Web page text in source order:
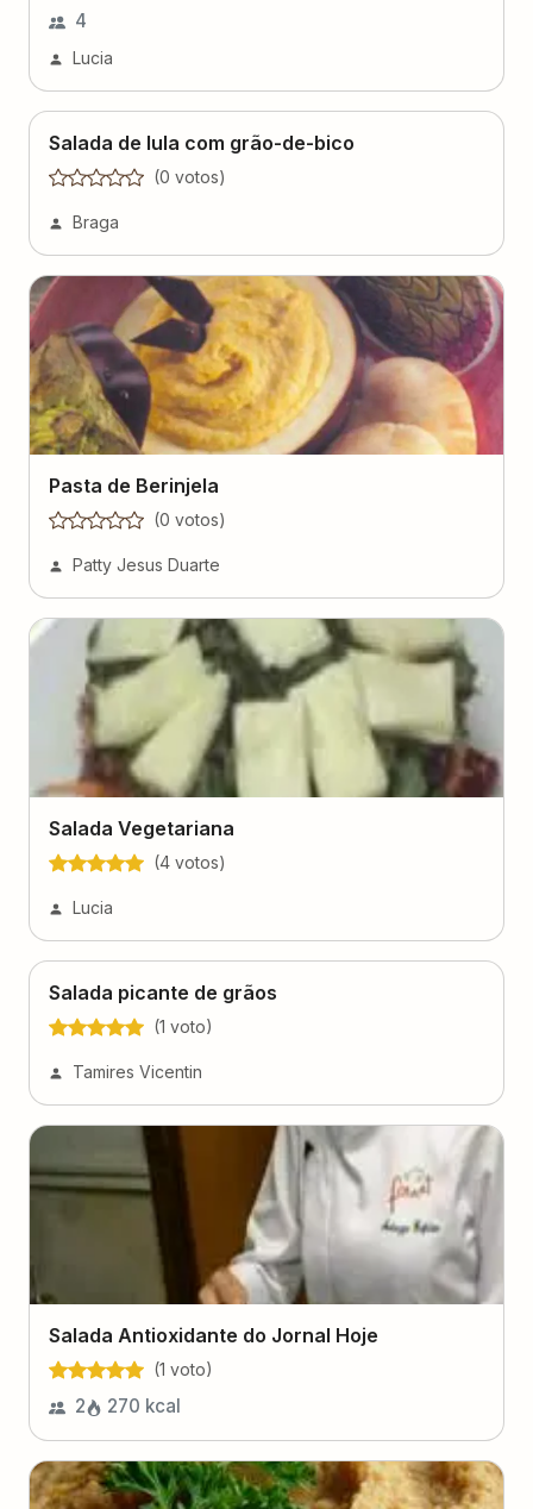
4
Lucia
Salada de lula com grão-de-bico
(0 votos)
Braga
Pasta de Berinjela
(0 votos)
Patty Jesus Duarte
Salada Vegetariana
(4 votos)
Lucia
Salada picante de grãos
(1 voto)
Tamires Vicentin
Salada Antioxidante do Jornal Hoje
(1 voto)
2 270 kcal